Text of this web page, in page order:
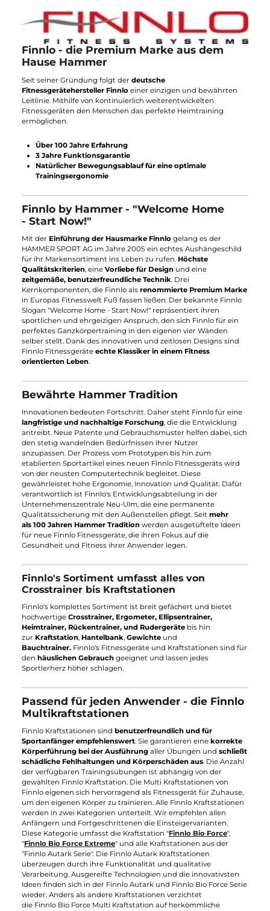
1.699,00 €*
Preise inkl. MwSt. zzgl. Versandkosten
Finnlo - die Premium Marke aus dem
Hause Hammer
Seit seiner Gründung folgt derdeutsche
Fitnessgerätehersteller Finnloeiner einzigen und bewährten
Leitlinie. Mithilfe von kontinuierlich weiterentwickelten
ermöglichen.
Über 100 Jahre Erfahrung
3 Jahre Funktionsgarantie
Natürlicher Bewegungsablauf für eine optimale
Trainingsergonomie
Finnlo by Hammer - "Welcome Home
- Start Now!"
für ihr Markensortiment ins Leben zu rufen.
Qualitätskriterien , eine Vorliebe für Designund eine
zeitgemäße, benutzerfreundliche Technik . Drei
Kernkomponenten, die Finnlo alsrenommierte Premium
in Europas Fitnesswelt Fuß fassen ließen. Der bekannte Finnlo
Slogan "Welcome Home - Start Now!" repräsentiert ihren
sportlichen und ehrgeizigen Anspruch, den sich Finnlo für ein
perfektes Ganzkörpertraining in den eigenen vier Wänden
selber stellt. Dank des innovativen und zeitlosen Designs sind
Finnlo Fitnessgeräteechte Klassiker in einem Fitness
orientierten Leben .
Bewährte Hammer Tradition
Innovationen bedeuten Fortschritt. Daher steht Finnlo für eine
langfristige und nachhaltige Forschung, die die Entwicklung
antreibt. Neue Patente und Gebrauchsmuster helfen dabei,
anzupassen. Der Prozess vom Prototypen bis hin zum
etablierten Sportartikel eines neuen Finnlo Fitnessgeräts wird
von der neusten Computertechnik begleitet. Diese
gewährleistet hohe Ergonomie, Innovation und Qualität. Dafür
verantwortlich ist Finnlo's Entwicklungsabteilung in der
Unternehmenszentrale Neu-Ulm, die eine permanente
für neue Finnlo Fitnessgeräte, die ihren Fokus auf die
Gesundheit und Fitness ihrer Anwender legen.
Finnlo's Sortiment umfasst alles von
Crosstrainer bis Kraftstationen
Finnlo's komplettes Sortiment ist breit gefächert und bietet
hochwertige Crosstrainer, Ergometer, Ellipsentrainer,
Heimtrainer, Rückentrainer, und Rudergerätebis hin
zurKraftstation,Hantelbank ,Gewichteund
Bauchtrainer. Finnlo's Fitnessgeräte und Kraftstationen sind
denhäuslichen Gebrauch
geeignet und lassen jedes
Sportlerherz höher schlagen.
Passend für jeden Anwender - die
Multikraftstationen